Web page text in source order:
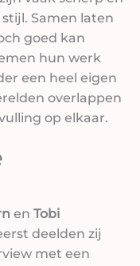
Samen laten
goed kan
hun werk
een heel eigen
overlappen
op elkaar.
en Tobi
deelden zij
met een